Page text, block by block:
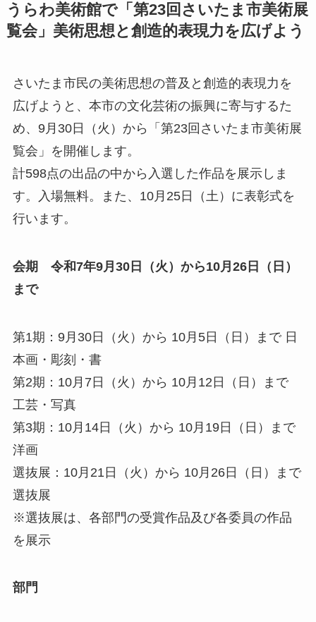
うらわ美術館で「第23回さいたま市美術展
覧会」美術思想と創造的表現力を広げよう
さいたま市民の美術思想の普及と創造的表現力を
広げようと、本市の文化芸術の振興に寄与するた
め、9月30日（火）から「第23回さいたま市美術展
覧会」を開催します。
計598点の出品の中から入選した作品を展示しま
す。入場無料。また、10月25日（土）に表彰式を
行います。
会期
令和7年9月30日（火）から10月26日（日）
まで
第1期：9月30日（火）から 10月5日（日）まで 日
本画・彫刻・書
第2期：10月7日（火）から 10月12日（日）まで
工芸・写真
第3期：10月14日（火）から 10月19日（日）まで
洋画
選抜展：10月21日（火）から 10月26日（日）まで
選抜展
※選抜展は、各部門の受賞作品及び各委員の作品
を展示
部門